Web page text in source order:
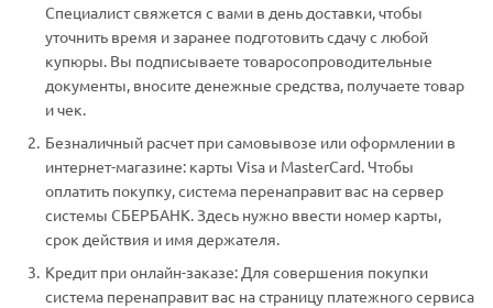
Специалист свяжется с вами в день доставки, чтобы
уточнить время и заранее подготовить сдачу с любой
купюры. Вы подписываете товаросопроводительные
документы, вносите денежные средства, получаете товар
и чек.
Безналичный расчет при самовывозе или оформлении в
интернет-магазине: карты Visa и MasterCard. Чтобы
оплатить покупку, система перенаправит вас на сервер
системы СБЕРБАНК. Здесь нужно ввести номер карты,
срок действия и имя держателя.
Кредит при онлайн-заказе: Для совершения покупки
система перенаправит вас на страницу платежного сервиса